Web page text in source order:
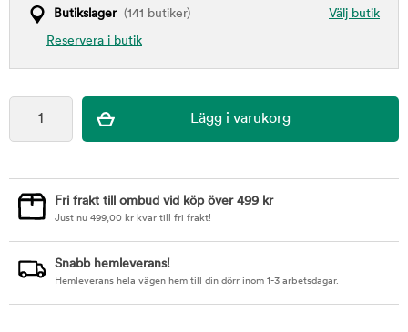
Välj butik
Butikslager(141 butiker)
Reservera i butik
Fri frakt till ombud vid köp över 499 kr
Just nu 499,00 kr kvar till fri frakt!
Snabb hemleverans!
Hemleverans hela vägen hem till din dörr inom 1-3 arbetsdagar.